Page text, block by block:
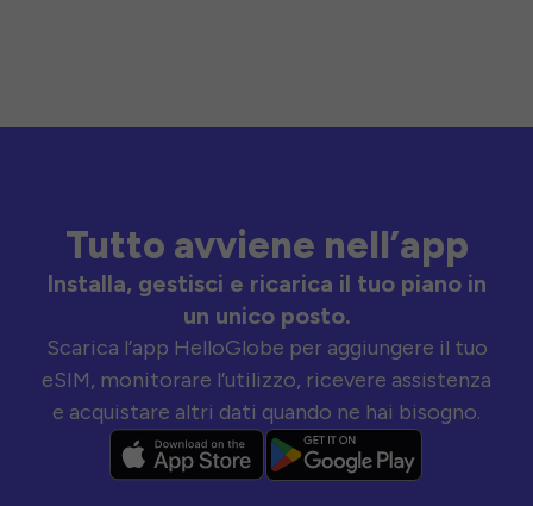
Tutto avviene nell’app
Installa, gestisci e ricarica il tuo piano in
un unico posto.
Scarica l’app HelloGlobe per aggiungere il tuo
eSIM, monitorare l’utilizzo, ricevere assistenza
e acquistare altri dati quando ne hai bisogno.